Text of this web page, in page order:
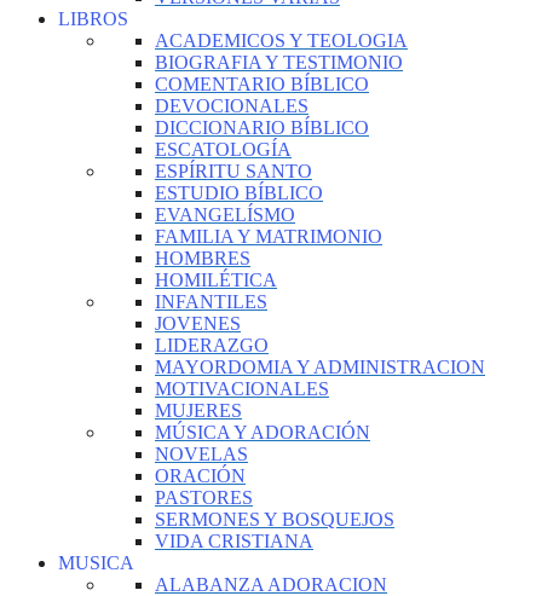
LIBROS
ACADEMICOS Y TEOLOGIA
BIOGRAFIA Y TESTIMONIO
COMENTARIO BÍBLICO
DEVOCIONALES
DICCIONARIO BÍBLICO
ESCATOLOGÍA
ESPÍRITU SANTO
ESTUDIO BÍBLICO
EVANGELÍSMO
FAMILIA Y MATRIMONIO
HOMBRES
HOMILÉTICA
INFANTILES
JOVENES
LIDERAZGO
MAYORDOMIA Y ADMINISTRACION
MOTIVACIONALES
MUJERES
MÚSICA Y ADORACIÓN
NOVELAS
ORACIÓN
PASTORES
SERMONES Y BOSQUEJOS
VIDA CRISTIANA
MUSICA
ALABANZA ADORACION